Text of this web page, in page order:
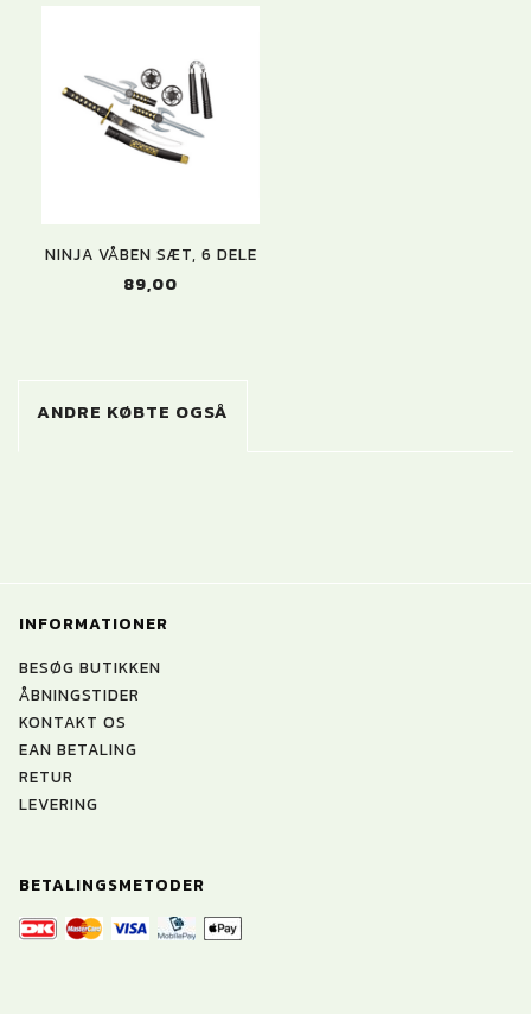
NINJA VÅBEN SÆT, 6 DELE
89,00
ANDRE KØBTE OGSÅ
INFORMATIONER
BESØG BUTIKKEN
ÅBNINGSTIDER
KONTAKT OS
EAN BETALING
RETUR
LEVERING
BETALINGSMETODER